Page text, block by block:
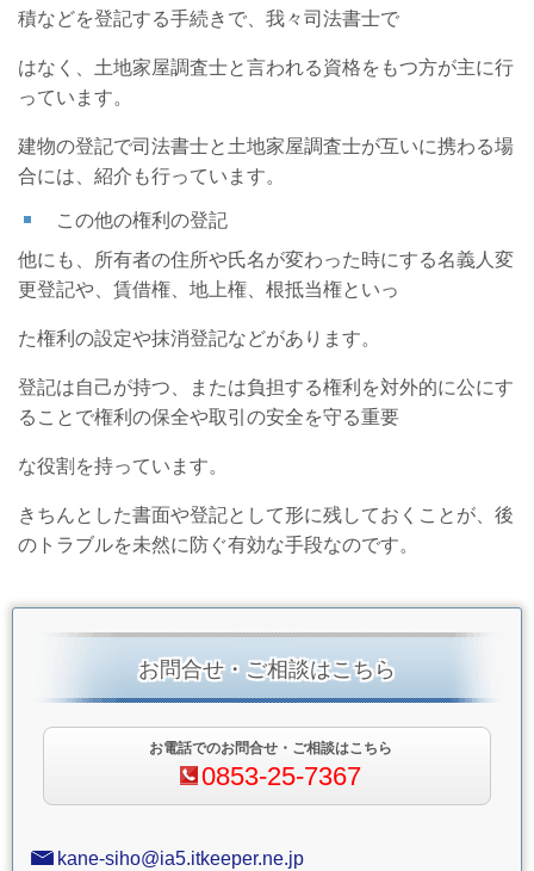
積などを登記する手続きで、我々司法書士で
はなく、土地家屋調査士と言われる資格をもつ方が主に行
っています。
建物の登記で司法書士と土地家屋調査士が互いに携わる場
合には、紹介も行っています。
この他の権利の登記
他にも、所有者の住所や氏名が変わった時にする名義人変
更登記や、賃借権、地上権、根抵当権といっ
た権利の設定や抹消登記などがあります。
登記は自己が持つ、または負担する権利を対外的に公にす
ることで権利の保全や取引の安全を守る重要
な役割を持っています。
きちんとした書面や登記として形に残しておくことが、後
のトラブルを未然に防ぐ有効な手段なのです。
お問合せ・ご相談はこちら
お電話でのお問合せ・ご相談はこちら
0853-25-7367
kane-siho@ia5.itkeeper.ne.jp